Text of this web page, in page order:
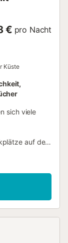
€ pro Nacht
Küste
sich viele
auf dem
Golf Club
(16
trink etwas im
Außerdem
einen Patio